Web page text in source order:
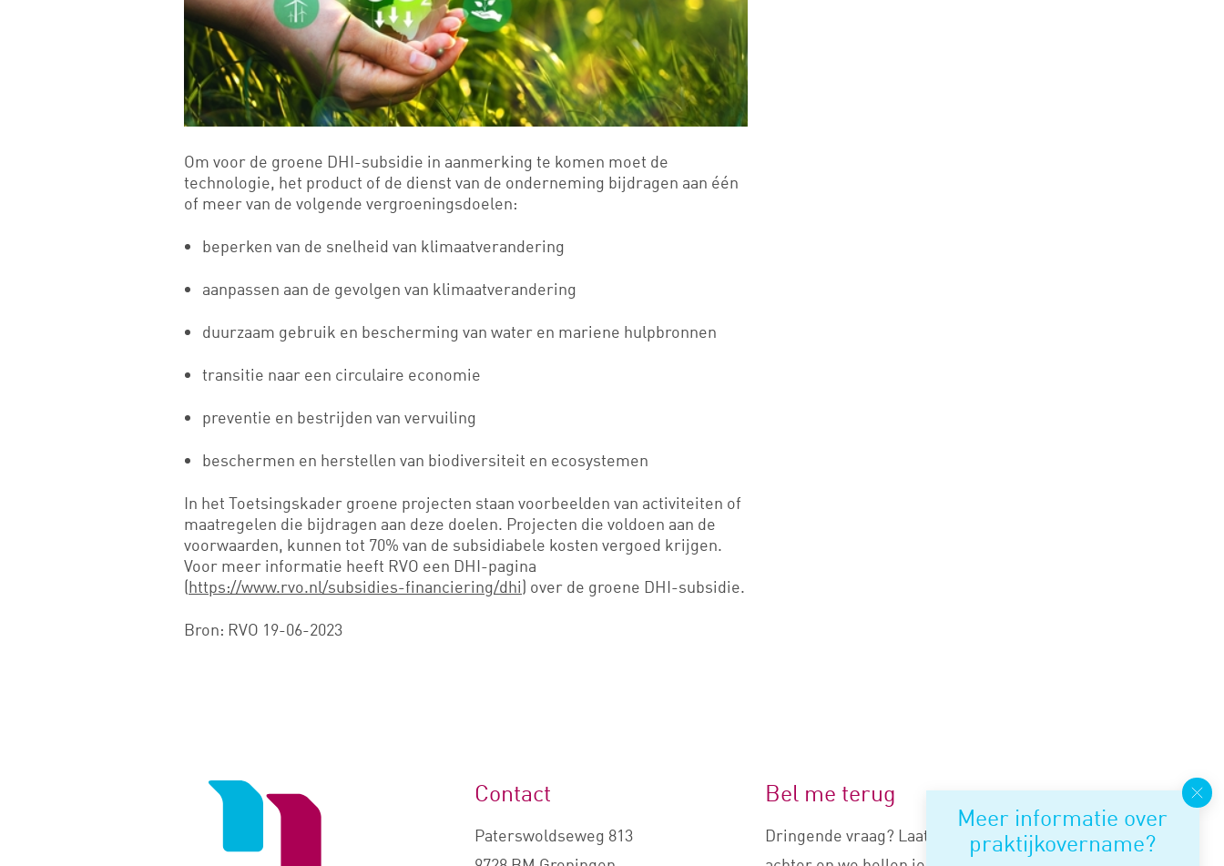
Om voor de groene DHI-subsidie in aanmerking te komen moet de
technologie, het product of de dienst van de onderneming bijdragen aan één
of meer van de volgende vergroeningsdoelen:
beperken van de snelheid van klimaatverandering
aanpassen aan de gevolgen van klimaatverandering
duurzaam gebruik en bescherming van water en mariene hulpbronnen
transitie naar een circulaire economie
preventie en bestrijden van vervuiling
beschermen en herstellen van biodiversiteit en ecosystemen
In het Toetsingskader groene projecten staan voorbeelden van activiteiten of
maatregelen die bijdragen aan deze doelen. Projecten die voldoen aan de
voorwaarden, kunnen tot 70% van de subsidiabele kosten vergoed krijgen.
Voor meer informatie heeft RVO een DHI-pagina
(https://www.rvo.nl/subsidies-financiering/dhi) over de groene DHI-subsidie.
Bron: RVO 19-06-2023
Meer informatie over
praktijkovername?
Logo
Contact
Paterswoldseweg 813
Bel me terug
Dringende vraag? Laat je nummer